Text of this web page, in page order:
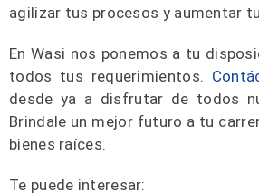
agilizar tus procesos y aumentar
En Wasi nos ponemos a tu
todos tus requerimientos.
desde ya a disfrutar de todos
Brindale un mejor futuro a tu
bienes raíces.
Te puede interesar: